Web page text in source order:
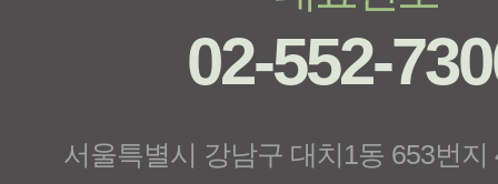
02-552-
서울특별시 강남구 대치1동 653번지